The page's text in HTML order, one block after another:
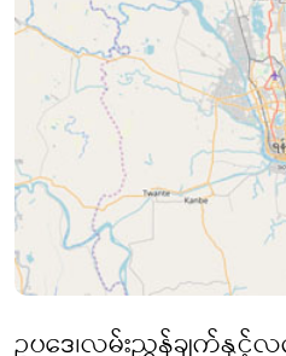
ဥပဒေ၊လမ်းညွှန်ချက်နှင့်လ